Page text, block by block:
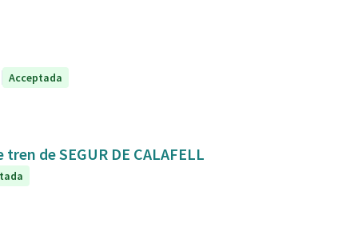
Acceptada
Mejora de la conexión y seguridad de la estación de tren de SEGUR DE CALAFELL